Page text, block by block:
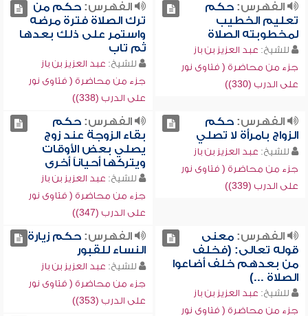
الفهرس:حكم
تعليم الخطيب
لمخطوبته الصلاة
للشيخ: عبد العزيز بن باز
جزء من محاضرة ( فتاوى نور
على الدرب (330))
الفهرس:حكم من
ترك الصلاة فترة مرضه
واستمر على ذلك بعدها
ثم تاب
للشيخ: عبد العزيز بن باز
جزء من محاضرة ( فتاوى نور
على الدرب (338))
الفهرس:حكم
الزواج بامرأة لا تصلي
للشيخ: عبد العزيز بن باز
جزء من محاضرة ( فتاوى نور
على الدرب (339))
الفهرس:حكم
بقاء الزوجة عند زوج
يصلي بعض الأوقات
ويتركها أحياناً أخرى
للشيخ: عبد العزيز بن باز
جزء من محاضرة ( فتاوى نور
على الدرب (347))
الفهرس:معنى
قوله تعالى: (فخلف
من بعدهم خلف أضاعوا
الصلاة ...)
للشيخ: عبد العزيز بن باز
جزء من محاضرة ( فتاوى نور
الفهرس:حكم زيارة
النساء للقبور
للشيخ: عبد العزيز بن باز
جزء من محاضرة ( فتاوى نور
على الدرب (353))